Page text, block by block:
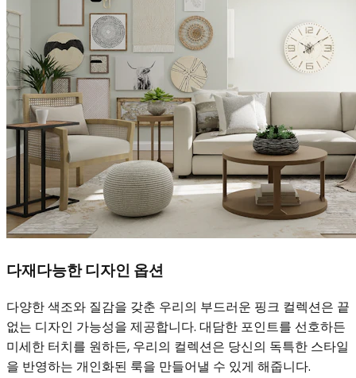
다재다능한 디자인 옵션
다양한 색조와 질감을 갖춘 우리의 부드러운 핑크 컬렉션은 끝
없는 디자인 가능성을 제공합니다. 대담한 포인트를 선호하든
미세한 터치를 원하든, 우리의 컬렉션은 당신의 독특한 스타일
을 반영하는 개인화된 룩을 만들어낼 수 있게 해줍니다.